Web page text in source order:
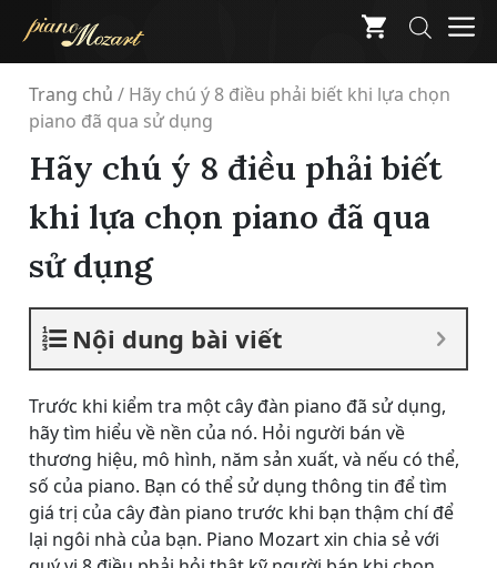
content
Trang chủ / Hãy chú ý 8 điều phải biết khi lựa chọn
piano đã qua sử dụng
Hãy chú ý 8 điều phải biết
khi lựa chọn piano đã qua
sử dụng
Nội dung bài viết
Trước khi kiểm tra một cây đàn piano đã sử dụng,
hãy tìm hiểu về nền của nó. Hỏi người bán về
thương hiệu, mô hình, năm sản xuất, và nếu có thể,
số của piano. Bạn có thể sử dụng thông tin để tìm
giá trị của cây đàn piano trước khi bạn thậm chí để
lại ngôi nhà của bạn. Piano Mozart xin chia sẻ với